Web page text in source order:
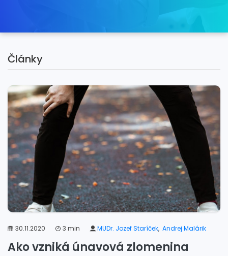
Články
30.11.2020 3 min MUDr. Jozef Staríček, Andrej Malárik
Ako vzniká únavová zlomenina